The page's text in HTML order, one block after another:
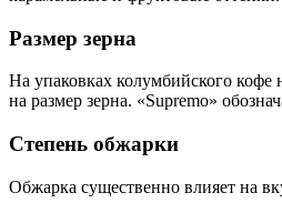
Размер зерна
На упаковках колумбийского кофе
на размер зерна. «Supremo»
Степень обжарки
Обжарка существенно влияет на